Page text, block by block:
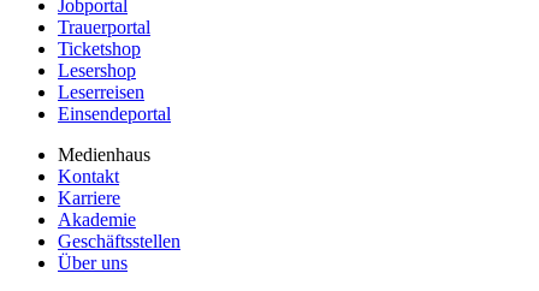
Jobportal
Trauerportal
Ticketshop
Lesershop
Leserreisen
Einsendeportal
Medienhaus
Kontakt
Karriere
Akademie
Geschäftsstellen
Über uns